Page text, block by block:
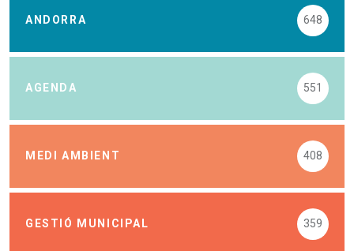
ANDORRA 648
AGENDA 551
MEDI AMBIENT 408
GESTIÓ MUNICIPAL 359